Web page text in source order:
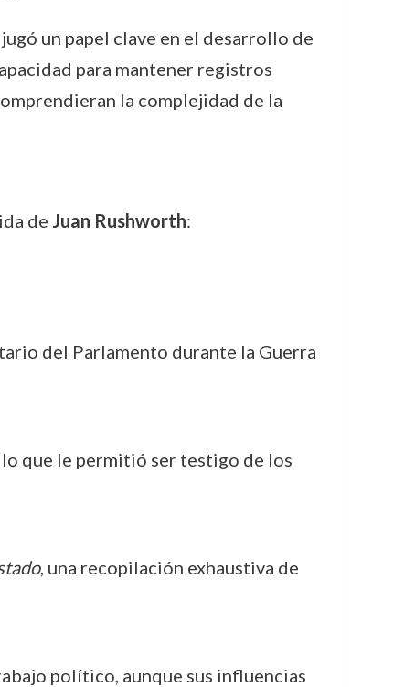
un papel clave en el desarrollo de
para mantener registros
la complejidad de la
de Juan Rushworth:
del Parlamento durante la Guerra
que le permitió ser testigo de los
, una recopilación exhaustiva de
político, aunque sus influencias